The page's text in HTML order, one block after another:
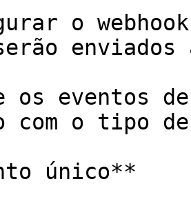
o
os eventos
com o tipo
único**